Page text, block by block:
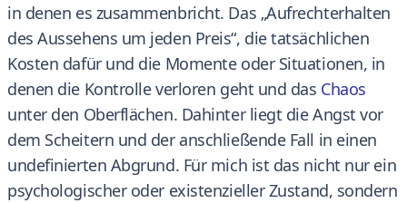
in denen es zusammenbricht. Das „Aufrechterhalten
des Aussehens um jeden Preis“, die tatsächlichen
Kosten dafür und die Momente oder Situationen, in
denen die Kontrolle verloren geht und das Chaos
unter den Oberflächen. Dahinter liegt die Angst vor
dem Scheitern und der anschließende Fall in einen
undefinierten Abgrund. Für mich ist das nicht nur ein
psychologischer oder existenzieller Zustand, sondern